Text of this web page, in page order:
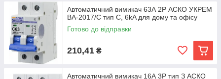
Автоматичний вимикач 63А 2Р АСКО УКРЕМ
ВА-2017/С тип C, 6kA для дому та офісу
Готово до відправки
210,41 ₴
Автоматичний вимикач 16А 3Р тип З АСКО